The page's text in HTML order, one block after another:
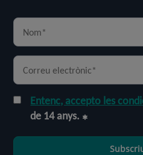
Entenc, accepto les
de 14 anys.